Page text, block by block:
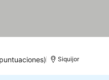
Siquijor